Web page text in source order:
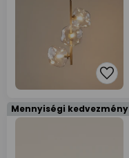
Mennyiségi kedvezmény